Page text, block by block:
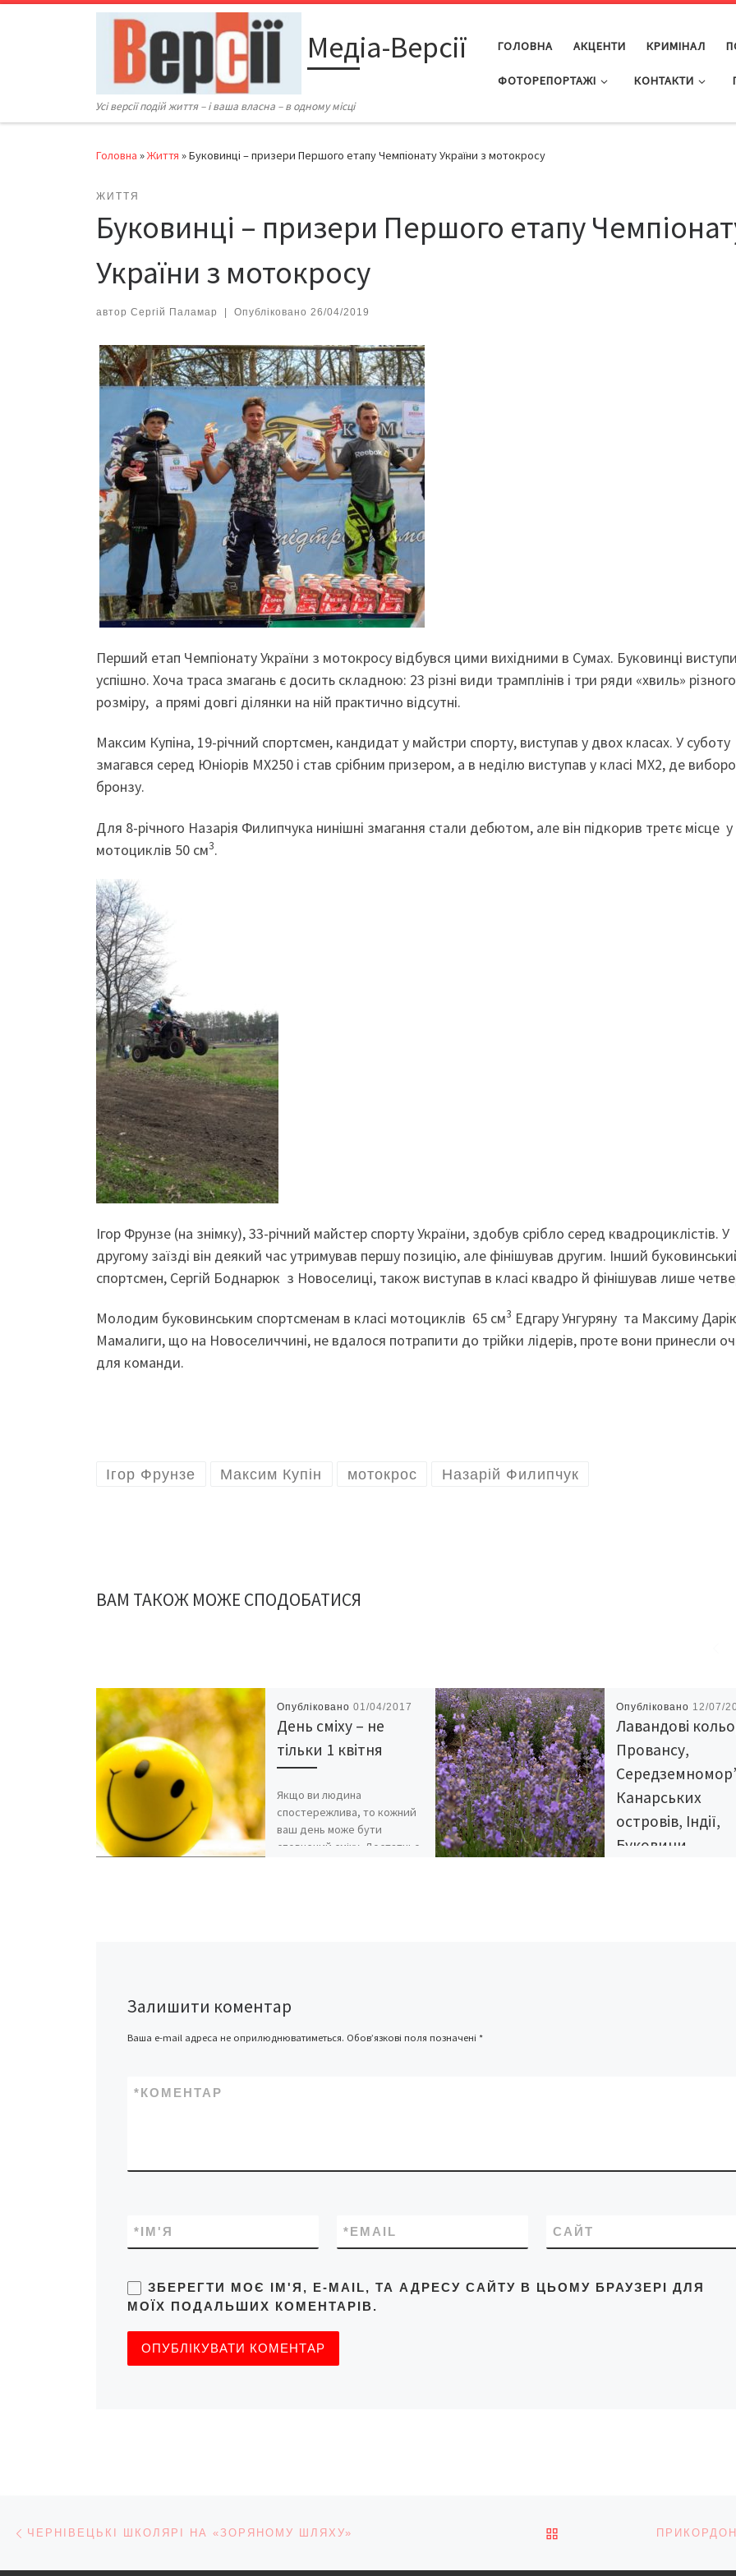
Перейти до вмісту
Медіа-Версії
Усі версії подій життя – і ваша власна – в одному місці
ГОЛОВНА АКЦЕНТИ КРИМІНАЛ
ФОТОРЕПОРТАЖІ КОНТАКТИ
Головна »Життя »Буковинці – призери Першого етапу Чемпіонату України з мотокросу
ЖИТТЯ
Буковинці – призери Першого етапу
України з мотокросу
автор Сергій Паламар Опубліковано 26/04/2019
Перший етап Чемпіонату України з мотокросу відбувся цими вихідними в Сумах. Буковинці
успішно. Хоча траса змагань є досить складною: 23 різні види трамплінів і три ряди «хвиль» різного
розміру, а прямі довгі ділянки на ній практично відсутні.
Максим Купіна, 19-річний спортсмен, кандидат у майстри спорту, виступав у двох класах. У суботу
змагався серед Юніорів МХ250 і став срібним призером, а в неділю виступав у класі МХ2, де
бронзу.
Для 8-річного Назарія Филипчука нинішні змагання стали дебютом, але він підкорив третє місце у
мотоциклів 50 см3.
Ігор Фрунзе (на знімку), 33-річний майстер спорту України, здобув срібло серед квадроциклістів. У
другому заїзді він деякий час утримував першу позицію, але фінішував другим. Інший
спортсмен, Сергій Боднарюк з Новоселиці, також виступав в класі квадро й фінішував лише
Молодим буковинським спортсменам в класі мотоциклів 65 см3 Едгару Унгуряну та Максиму
Мамалиги, що на Новоселиччині, не вдалося потрапити до трійки лідерів, проте вони принесли
для команди.
Ігор Фрунзе Максим Купін мотокрос Назарій Филипчук
ВАМ ТАКОЖ МОЖЕ СПОДОБАТИСЯ
Опубліковано01/04/2017
День сміху – не
тільки 1 квітня
Якщо ви людина
спостережлива, то кожний
ваш день може бути
сповнений сміху. Достатньо
Опубліковано 12/07/
Лавандові
Провансу,
Канарських
островів, Індії,
Буковини…
Залишити коментар
Ваша e-mail адреса не оприлюднюватиметься. Обов’язкові поля позначені *
КОМЕНТАР
*
ІМ'Я
* EMAIL
* САЙТ
ЗБЕРЕГТИ МОЄ ІМ'Я, E-MAIL, ТА АДРЕСУ САЙТУ В ЦЬОМУ БРАУЗЕРІ ДЛЯ
МОЇХ ПОДАЛЬШИХ КОМЕНТАРІВ.
Навігація записів
ЧЕРНІВЕЦЬКІ ШКОЛЯРІ НА «ЗОРЯНОМУ ШЛЯХУ» ПОВЕРНУТИСЯ ДО